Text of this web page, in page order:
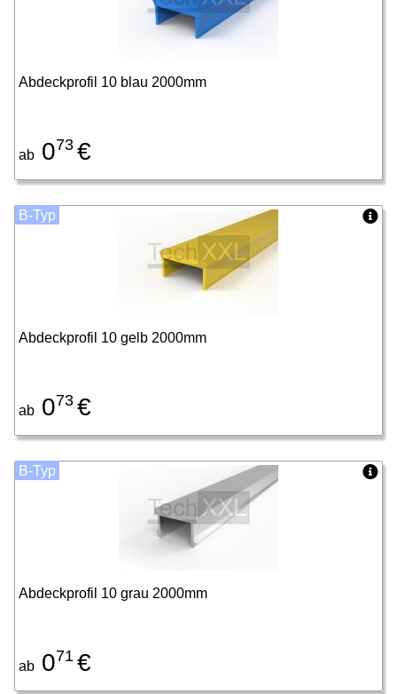
Abdeckprofil 10 blau 2000mm
ab 073 €
Abdeckprofil 10 gelb 2000mm
ab 073 €
B-Typ
Abdeckprofil 10 grau 2000mm
ab 071 €
B-Typ